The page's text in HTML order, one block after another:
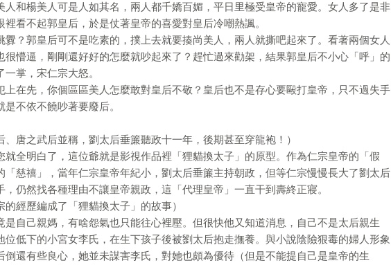
人和楊美人可是人如其名，兩人都千嬌百媚，平日里極受皇帝的寵愛。女人多了是非
看不起郭皇后，於是仗著皇帝的喜愛對皇后冷嘲熱諷。
釁？郭皇后可不是吃素的，撲上去就要揍尚美人，兩人就撕吧起來了。看著兩個女人
很懵逼，剛剛還好好的怎麼就吵起來了？趕忙過來勸架，結果郭皇后不小心「呼」的
掌，宋仁宗大怒。
上在先，你個區區美人怎麼敢對皇后不敬？皇后也不是存心要毆打皇帝，只不過失手
不依不饒吵著要廢后。
、唐之武后並稱，劉太后垂簾聽政十一年，後期甚至穿龍袍！）
就全明白了，這位爺就是影視作品裡「狸貓換太子」的原型。作為仁宗皇帝的「假
「慈禧」，當年仁宗皇帝年紀小，劉太后垂簾主持朝政，但等仁宗慢慢長大了劉太后
仍然找各種理由不讓皇帝親政，這「代理皇帝」一直干到壽終正寢。
的經歷編成了「狸貓換太子」的故事）
是自己親媽，有啥怨氣也只能往心裡壓。但很快他又知道消息，自己不是太后親生
位低下的小宮女李氏，在生下孩子後被劉太后抱走撫養。與小說陰險狠毒的婦人形象
倒還有些良心，她並未謀害李氏，對她也頗為優待（但是不能提自己是皇帝的生